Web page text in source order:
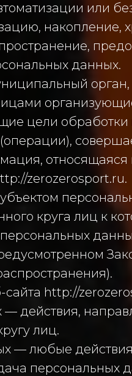
или
накопление,
данных.
цели
относящаяся
zerozerosport.ru.
круга лиц к
сайта http://
— действия,
лиц.
— любые
персональных